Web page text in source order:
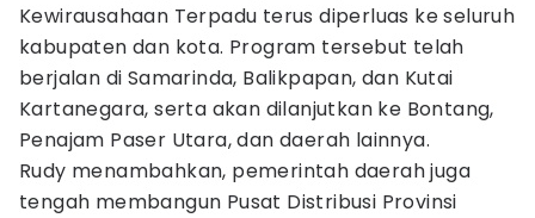
Kewirausahaan Terpadu terus diperluas ke seluruh
kabupaten dan kota. Program tersebut telah
berjalan di Samarinda, Balikpapan, dan Kutai
Kartanegara, serta akan dilanjutkan ke Bontang,
Penajam Paser Utara, dan daerah lainnya.
Rudy menambahkan, pemerintah daerah juga
tengah membangun Pusat Distribusi Provinsi